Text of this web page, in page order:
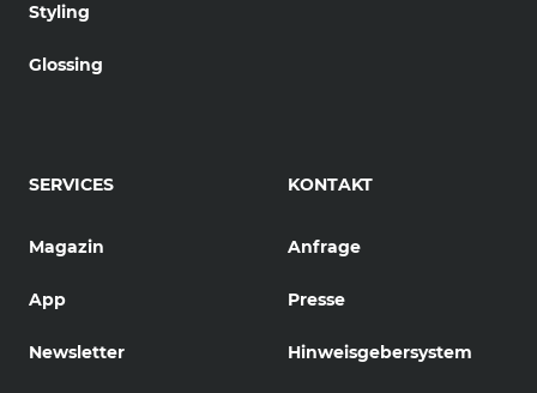
Styling
Glossing
SERVICES
Magazin
App
Newsletter
KONTAKT
Anfrage
Presse
Hinweisgebersystem